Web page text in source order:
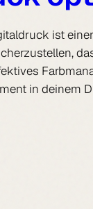
ist
in deinem